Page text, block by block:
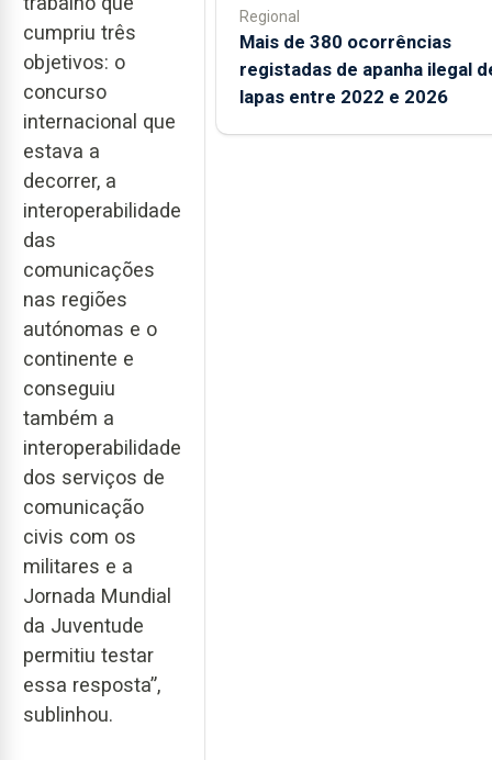
cumpriu três
objetivos: o
concurso
internacional que
estava a
decorrer, a
interoperabilidade
das
comunicações
nas regiões
autónomas e o
continente e
conseguiu
também a
interoperabilidade
dos serviços de
comunicação
civis com os
militares e a
Jornada Mundial
da Juventude
permitiu testar
essa resposta”,
sublinhou.
Regional
Mais de 380 ocorrências
registadas de apanha ilegal
lapas entre 2022 e 2026